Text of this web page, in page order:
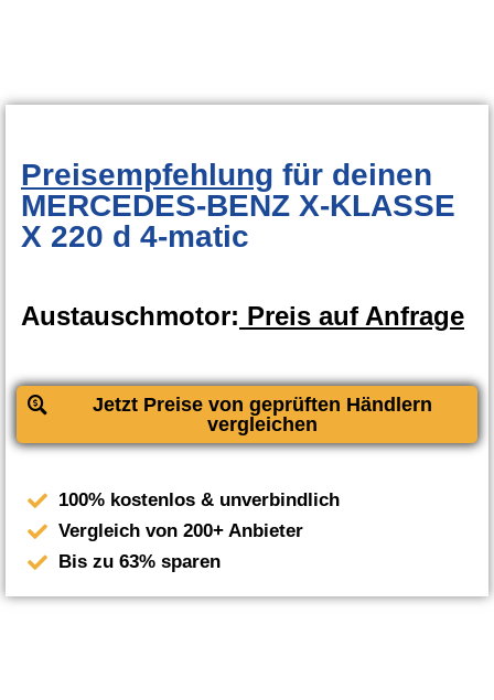
Preisempfehlung für deinen
MERCEDES-BENZ X-KLASSE
X 220 d 4-matic
Austauschmotor: Preis auf Anfrage
Jetzt Preise von geprüften Händlern
vergleichen
100% kostenlos & unverbindlich
Vergleich von 200+ Anbieter
Bis zu 63% sparen